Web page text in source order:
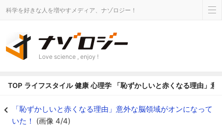
科学を好きな人を増やすメディア、ナゾロジー！
Love science , enjoy !
TOP ライフスタイル 健康 心理学 「恥ずかしいと赤くなる理由」
「恥ずかしいと赤くなる理由」意外な脳領域がオンになって
いた！ (画像 4/4)